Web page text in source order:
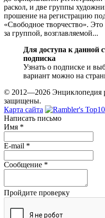
раскол, и две группы
прошение на регистрацию
«Свободное творчество».
за группой, возглавляемой...
Для доступа к данной
подписка
Узнать о подписке и
вариант можно на
© 2012—2026 Энциклопедия
защищены.
Карта сайта
Написать письмо
Имя *
E-mail *
Сообщение *
Пройдите проверку